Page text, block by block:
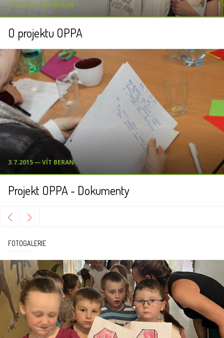
3.7.2015 ― VÍT BERAN
O projektu OPPA
3.7.2015 ― VÍT BERAN
Projekt OPPA - Dokumenty
FOTOGALERIE